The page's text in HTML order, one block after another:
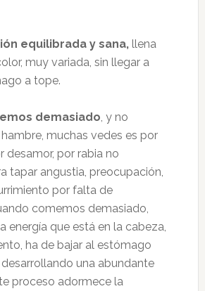
equilibrada y sana,llena
muy variada, sin llegar a
a tope.
demasiado, y no
muchas vedes es por
desamor, por rabia no
tapar angustia, preocupación,
por falta de
comemos demasiado,
energía que está en la cabeza,
ha de bajar al estómago
una abundante
proceso adormece la